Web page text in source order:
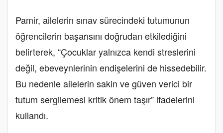
Pamir, ailelerin sınav sürecindeki tutumunun
öğrencilerin başarısını doğrudan etkilediğini
belirterek, “Çocuklar yalnızca kendi streslerini
değil, ebeveynlerinin endişelerini de hissedebilir.
Bu nedenle ailelerin sakin ve güven verici bir
tutum sergilemesi kritik önem taşır” ifadelerini
kullandı.